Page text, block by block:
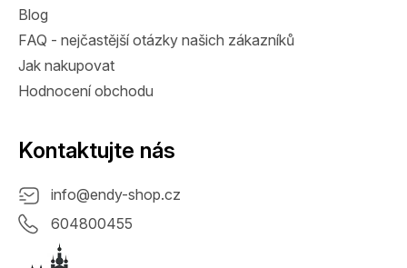
Blog
FAQ - nejčastější otázky našich zákazníků
Jak nakupovat
Hodnocení obchodu
Kontaktujte nás
info@endy-shop.cz
604800455